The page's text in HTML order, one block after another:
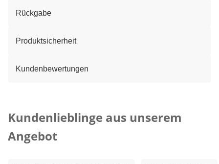
Rückgabe
Produktsicherheit
Kundenbewertungen
Kundenlieblinge aus unserem
Angebot